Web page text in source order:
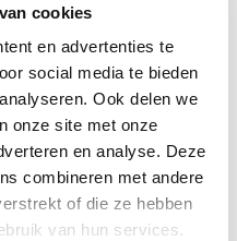
cookies
en advertenties te
social media te bieden
Ook delen we
onze site met onze
en analyse. Deze
combineren met andere
of die ze hebben
van hun services.
gewenste